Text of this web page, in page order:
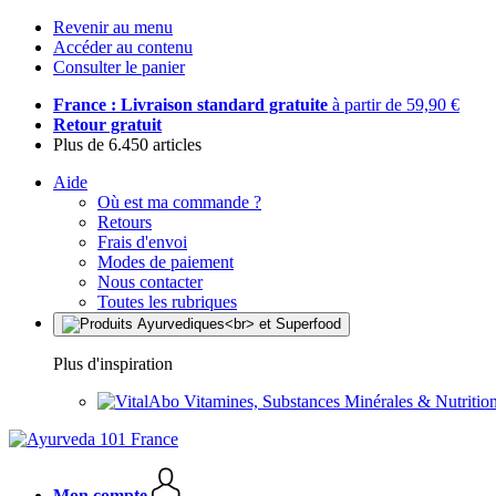
Revenir au menu
Accéder au contenu
Consulter le panier
France : Livraison standard gratuite à partir de 59,90 €
Retour gratuit
Plus de 6.450 articles
Aide
Où est ma commande ?
Retours
Frais d'envoi
Modes de paiement
Nous contacter
Toutes les rubriques
Plus d'inspiration
Vitamines, Substances Minérales &